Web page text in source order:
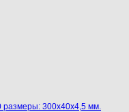
размеры: 300х40х4,5 мм.